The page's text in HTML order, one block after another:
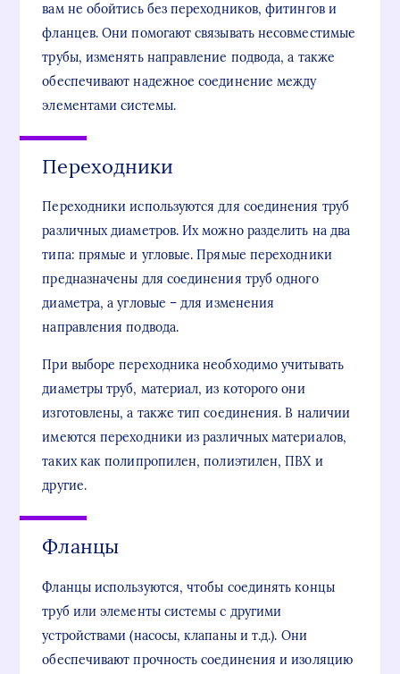
вам не обойтись без переходников, фитингов и
фланцев. Они помогают связывать несовместимые
трубы, изменять направление подвода, а также
обеспечивают надежное соединение между
элементами системы.
Переходники
Переходники используются для соединения труб
различных диаметров. Их можно разделить на два
типа: прямые и угловые. Прямые переходники
предназначены для соединения труб одного
диаметра, а угловые – для изменения
направления подвода.
При выборе переходника необходимо учитывать
диаметры труб, материал, из которого они
изготовлены, а также тип соединения. В наличии
имеются переходники из различных материалов,
таких как полипропилен, полиэтилен, ПВХ и
другие.
Фланцы
Фланцы используются, чтобы соединять концы
труб или элементы системы с другими
устройствами (насосы, клапаны и т.д.). Они
обеспечивают прочность соединения и изоляцию